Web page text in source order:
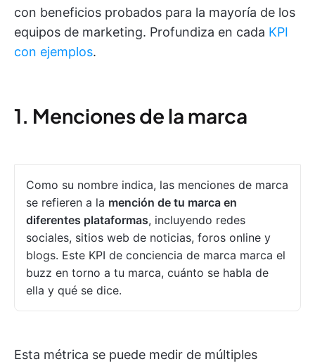
con beneficios probados para la mayoría de los
equipos de marketing. Profundiza en cada KPI
con ejemplos.
1. Menciones de la marca
Como su nombre indica, las menciones de marca
se refieren a la mención de tu marca en
diferentes plataformas, incluyendo redes
sociales, sitios web de noticias, foros online y
blogs. Este KPI de conciencia de marca marca el
buzz en torno a tu marca, cuánto se habla de
ella y qué se dice.
Esta métrica se puede medir de múltiples